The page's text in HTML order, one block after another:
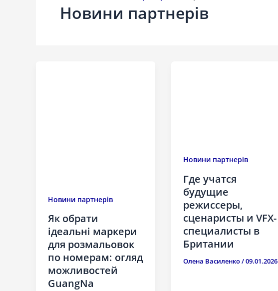
Новини партнерів
Новини партнерів
Як обрати
ідеальні маркери
для розмальовок
по номерам: огляд
можливостей
GuangNa
Новини партнерів
Где учатся
будущие
режиссеры,
сценаристы и VFX-
специалисты в
Британии
Олена Василенко/09.01.2026